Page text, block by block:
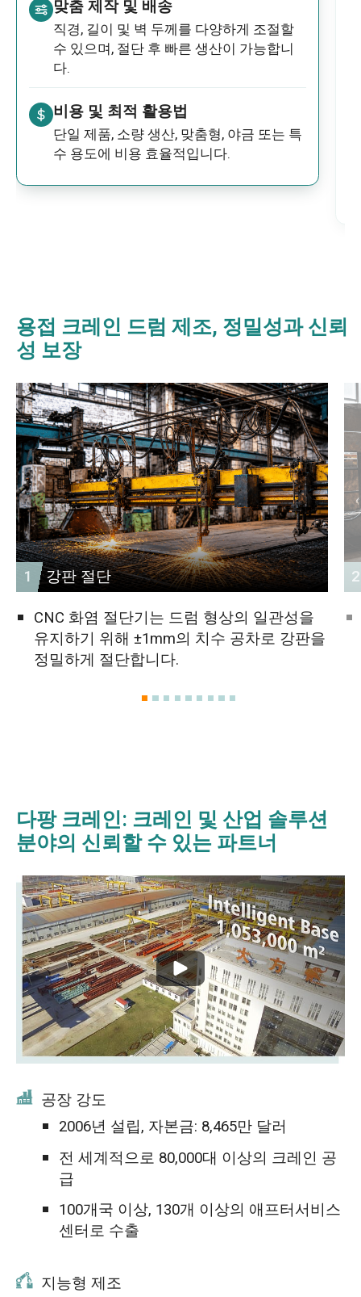
맞춤 제작 및 배송
직경, 길이 및 벽 두께를 다양하게 조절할
수 있으며, 절단 후 빠른 생산이 가능합니
다.
비용 및 최적 활용법
단일 제품, 소량 생산, 맞춤형, 야금 또는 특
수 용도에 비용 효율적입니다.
용접 크레인 드럼 제조, 정밀성과 신뢰
성 보장
1
강판 절단
CNC 화염 절단기는 드럼 형상의 일관성을
유지하기 위해 ±1mm의 치수 공차로 강판을
정밀하게 절단합니다.
2
다팡 크레인: 크레인 및 산업 솔루션
분야의 신뢰할 수 있는 파트너
공장 강도
2006년 설립, 자본금: 8,465만 달러
전 세계적으로 80,000대 이상의 크레인 공
급
100개국 이상, 130개 이상의 애프터서비스
센터로 수출
지능형 제조